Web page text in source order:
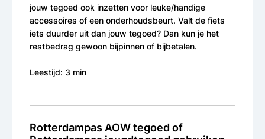
jouw tegoed ook inzetten voor leuke/handige
accessoires of een onderhoudsbeurt. Valt de fiets
iets duurder uit dan jouw tegoed? Dan kun je het
restbedrag gewoon bijpinnen of bijbetalen.
Leestijd: 3 min
Rotterdampas AOW tegoed of